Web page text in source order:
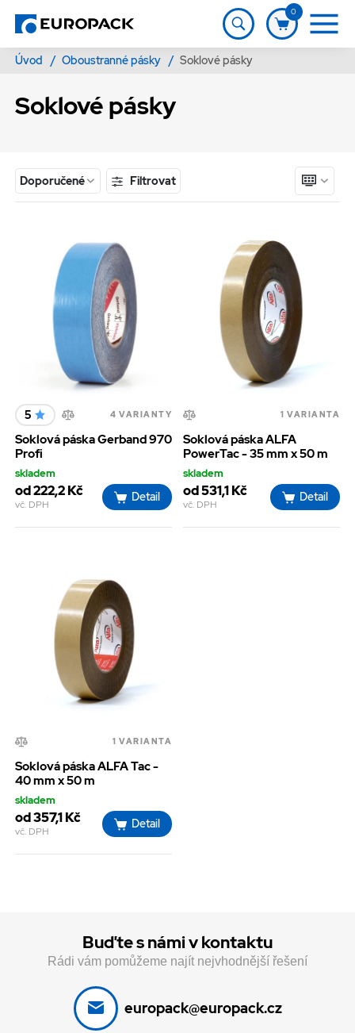
0
Úvod / Oboustranné pásky / Soklové pásky
Soklové pásky
Doporučené Filtrovat
5 4 VARIANTY
Soklová páska Gerband 970
Profi
skladem
od 222,2 Kč
vč. DPH
Detail
1 VARIANTA
Soklová páska ALFA
PowerTac - 35 mm x 50 m
skladem
od 531,1 Kč
vč. DPH
Detail
1 VARIANTA
Soklová páska ALFA Tac -
40 mm x 50 m
skladem
od 357,1 Kč
vč. DPH
Detail
Buďte s námi v kontaktu
Rádi vám pomůžeme najít nejvhodnější řešení
europack@europack.cz